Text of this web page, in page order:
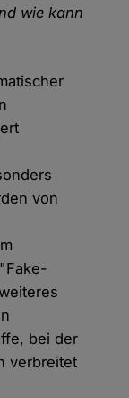
wie kann
von
bei der
verbreitet